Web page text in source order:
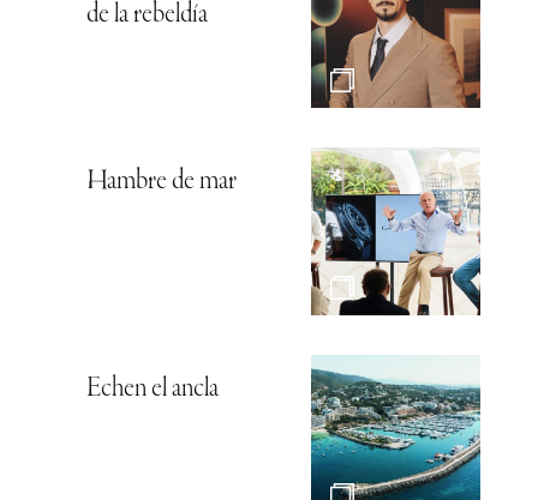
de la rebeldía
Hambre de mar
Echen el ancla